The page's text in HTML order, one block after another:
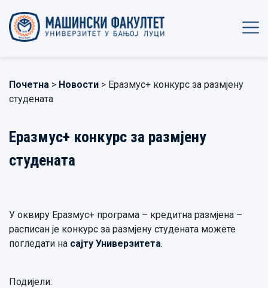
Почетна > Новости > Еразмус+ конкурс за размјену
студената
Еразмус+ конкурс за размјену
студената
У оквиру Еразмус+ програма – кредитна размјена –
расписан је конкурс за размјену студената можете
погледати на сајту Универзитета.
Подијели: